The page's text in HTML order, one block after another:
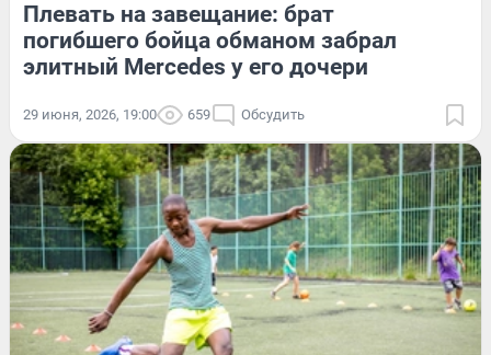
Плевать на завещание: брат
погибшего бойца обманом забрал
элитный Mercedes у его дочери
29 июня, 2026, 19:00 659 Обсудить